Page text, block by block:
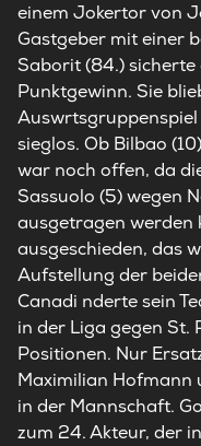
einem Jokertor von
Gastgeber mit einer
Saborit (84.) sicherte
Punktgewinn. Sie
sieglos. Ob Bilbao
war noch offen, da
Sassuolo (5) wegen
ausgetragen werden
ausgeschieden, das
Aufstellung der
Canadi nderte sein
in der Liga gegen St.
Positionen. Nur
Maximilian Hofmann
in der Mannschaft.
zum 24. Akteur, der